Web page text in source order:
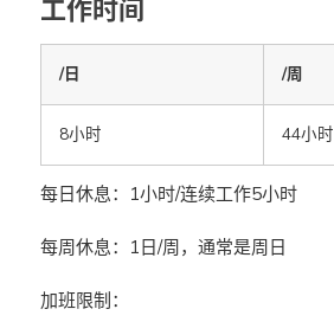
工作时间
/日 /周
8小时 44小时
每日休息：1小时/连续工作5小时
每周休息：1日/周，通常是周日
加班限制：